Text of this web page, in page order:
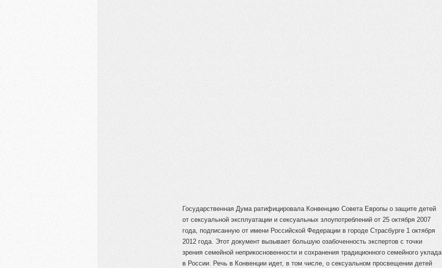
Государственная Дума ратифицировала Конвенцию Совета Европы о защите детей
от сексуальной эксплуатации и сексуальных злоупотреблений от 25 октября 2007
года, подписанную от имени Российской Федерации в городе Страсбурге 1 октября
2012 года. Этот документ вызывает большую озабоченность экспертов с точки
зрения семейной неприкосновенности и сохранения традиционного семейного уклада
в России. Речь в Конвенции идет, в том числе, о сексуальном просвещении детей